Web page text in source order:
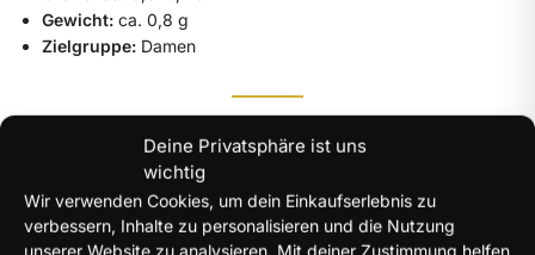
Deine Privatsphäre ist uns
wichtig
Wir verwenden Cookies, um dein Einkaufserlebnis zu
verbessern, Inhalte zu personalisieren und die Nutzung
unserer Website zu analysieren. Mit deiner Zustimmung helfen
Gewicht: ca. 0,8 g
Zielgruppe: Damen
Elegant, dezent und zeitlos kombinierbar.